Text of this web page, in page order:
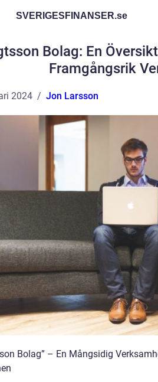
SVERIGESFINANSER.se
Bolag: En
Framgångsrik
2024 Jon Larsson
Bolag” – En Mångsidig